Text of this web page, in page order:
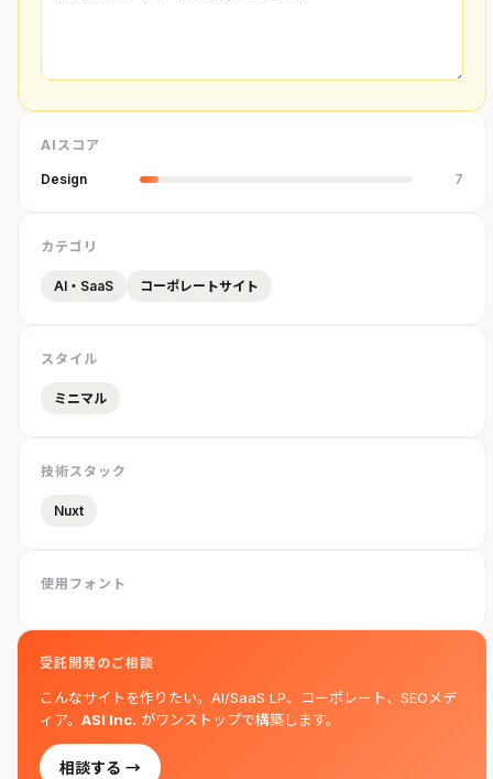
AIスコア
Design 7
カテゴリ
AI・SaaS コーポレートサイト
スタイル
ミニマル
技術スタック
Nuxt
使用フォント
受託開発のご相談
こんなサイトを作りたい。AI/SaaS LP、コーポレート、SEOメデ
ィア。 ASI Inc. がワンストップで構築します。
相談する →